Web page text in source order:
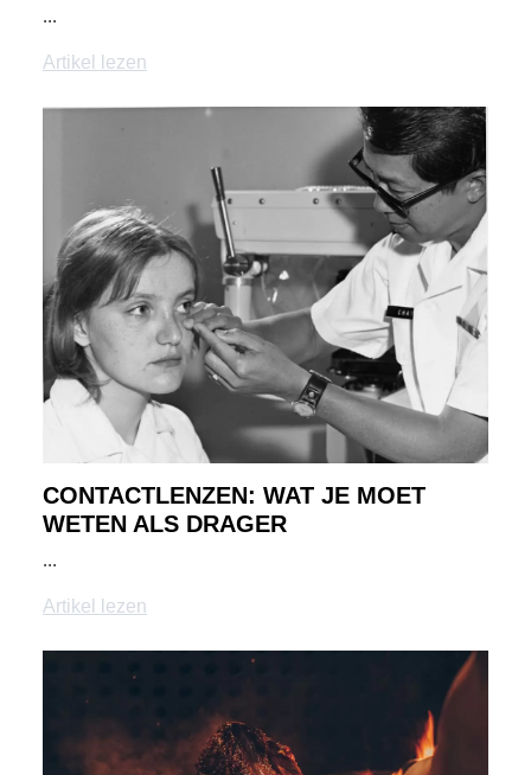
...
Artikel lezen
CONTACTLENZEN: WAT JE MOET
WETEN ALS DRAGER
...
Artikel lezen